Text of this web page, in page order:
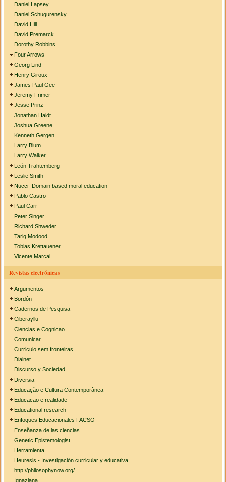
Daniel Lapsey
Daniel Schugurensky
David Hill
David Premarck
Dorothy Robbins
Four Arrows
Georg Lind
Henry Giroux
James Paul Gee
Jeremy Frimer
Jesse Prinz
Jonathan Haidt
Joshua Greene
Kenneth Gergen
Larry Blum
Larry Walker
León Trahtemberg
Leslie Smith
Nucci- Domain based moral education
Pablo Castro
Paul Carr
Peter Singer
Richard Shweder
Tariq Modood
Tobias Krettauener
Vicente Marcal
Revistas electrónicas
Argumentos
Bordón
Cadernos de Pesquisa
Ciberayllu
Ciencias e Cognicao
Comunicar
Curriculo sem fronteiras
Dialnet
Discurso y Sociedad
Diversia
Educação e Cultura Contemporânea
Educacao e realidade
Educational research
Enfoques Educacionales FACSO
Enseñanza de las ciencias
Genetic Epistemologist
Herramienta
Heuresis - Investigación curricular y educativa
http://philosophynow.org/
Ignaziana